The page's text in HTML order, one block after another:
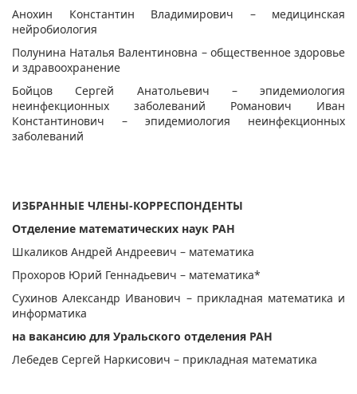
Анохин Константин Владимирович – медицинская
нейробиология
Полунина Наталья Валентиновна – общественное здоровье
и здравоохранение
Бойцов Сергей Анатольевич – эпидемиология
неинфекционных заболеваний Романович Иван
Константинович – эпидемиология неинфекционных
заболеваний
ИЗБРАННЫЕ ЧЛЕНЫ-КОРРЕСПОНДЕНТЫ
Отделение математических наук РАН
Шкаликов Андрей Андреевич – математика
Прохоров Юрий Геннадьевич – математика*
Сухинов Александр Иванович – прикладная математика и
информатика
на вакансию для Уральского отделения РАН
Лебедев Сергей Наркисович – прикладная математика